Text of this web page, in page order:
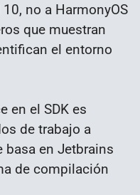
no a HarmonyOS
que muestran
el entorno
en el SDK es
de trabajo a
basa en Jetbrains
de compilación